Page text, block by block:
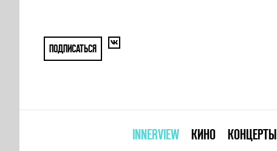
ПОДПИСАТЬСЯ
INNERVIEW КИНО КОНЦЕРТЫ